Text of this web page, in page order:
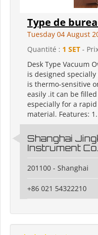
Type de
Tuesday 04 August
Quantité : 1 SET -
Desk Type Vacuum
is designed
is thermo-sensitive
easily .it can be
especially for a
material. Features:
Shanghai
Instrument
201100 - Shanghai
+86 021 54322210